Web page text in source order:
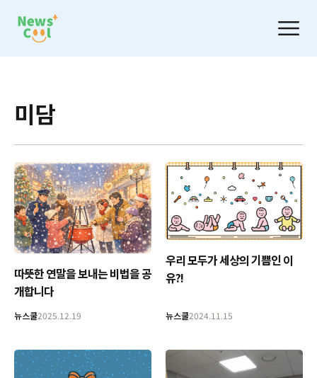
미담
따뜻한 연말을 보내는 비법을 공
개합니다
뉴스쿨2025.12.19
우리 모두가 세상의 기쁨인 이
유?!
뉴스쿨2024.11.15